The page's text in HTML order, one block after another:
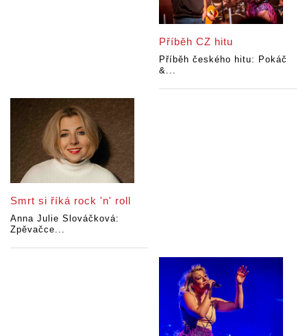
Příběh CZ hitu
Příběh českého hitu: Pokáč
&...
Smrt si říká rock 'n' roll
Anna Julie Slováčková:
Zpěvačce...